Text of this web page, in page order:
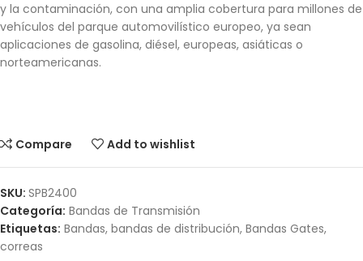
y la contaminación, con una amplia cobertura para millones de
vehículos del parque automovilístico europeo, ya sean
aplicaciones de gasolina, diésel, europeas, asiáticas o
norteamericanas.
Compare Add to wishlist
SKU: SPB2400
Categoría: Bandas de Transmisión
Etiquetas: Bandas, bandas de distribución, Bandas Gates,
correas